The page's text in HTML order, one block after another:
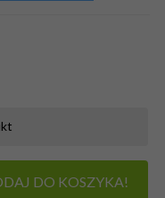
DO KOSZYKA!